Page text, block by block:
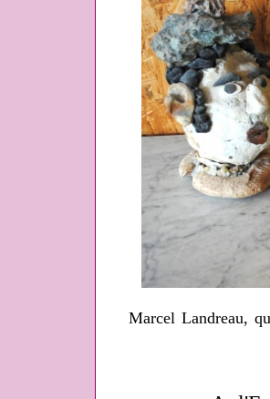
Marcel Landreau,